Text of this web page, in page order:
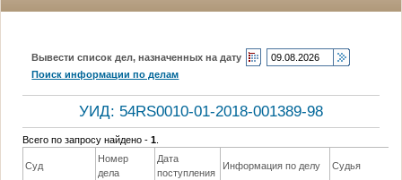
Вывести список дел, назначенных на дату
Поиск информации по делам
УИД: 54RS0010-01-2018-001389-98
Всего по запросу найдено -1
Суд
Номер
дела
Дата
поступления
Информация по делу Судья